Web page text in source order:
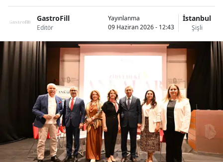
GastroFill
Editör
Yayınlanma
09 Haziran 2026 - 12:43
İstanbul
Şişli